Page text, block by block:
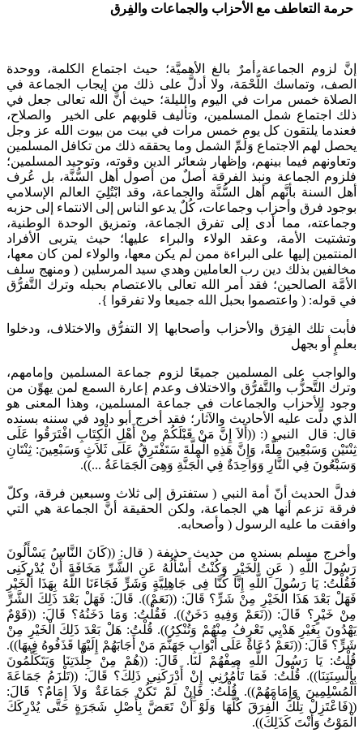
حرمة التعاطف مع الأحزاب والجماعات والفِرق
إنَّ لزوم الجماعة أمرٌ بالغ الأهميَّة؛ حيث اجتماع الكلمة، ووحدة
الصف، وتماسك اللُّحْمَة، ولا أدلَّ على ذلك من إيجاب الجماعة في
الصلاة خمس مرات في اليوم والليلة؛ حيث أنَّ الله تعالى جعل في
ذلك اجتماع شمل المسلمين، وتأليف قلوبهم على الخير والصلاح،
فعندما يلتقون كل يوم خمس مرات في بيت من بيوت الله عز وجل
يحصل لهم الاجتماع وَلَمِّ الشمل وما يحققه ذلك من تكافل المسلمين
وتعاونهم فيما بينهم، وإظهار شعائر الدين وقوته، وتوحيد المسلمين؛
فلزوم الجماعة ونبذ الفرقة أصلٌ من أصول أهل السُّنَّة، بل عُرف
أهل السنة بأنَّهم أهل السُّنَّة والجماعة، وقد ابْتُلِيَ العالم الإسلامي
بوجود فرق وأحزاب وجماعات، كُلٌ يدعو الناس إلى الانتماء إلى حزبه
وجماعته، مما أدى إلى تفرق الجماعة، وتمزيق الوحدة الوطنية،
وتشتيت الأمة، وعقد الولاء والبراء عليها؛ حيث يتربى الأفراد
المنتمين إليها على البراءة ممن لم يكن معها، والولاء لمن كان معها،
مخالفين بذلك دين رب العاملين وهدي سيد المرسلين ( ومنهج سلف
الأمَّة الصالحين؛ فقد أمر الله تعالى بالاعتصام بحبله وترك التَّفرُّق
في قوله: ( واعتصموا بحبل الله جميعا ولا تفرقوا }.
فأبت تلك الفِرَق والأحزاب وأصحابها إلا التفرُّق والاختلاف، ودخلوا
بعلمٍ أو بجهل
والواجب على المسلمين جميعًا لزوم جماعة المسلمين وإمامهم،
وترك التَّحزُّب والتَّفرُّق والاختلاف وعدم إعارة السمع لمن يهوِّن من
وجود الأحزاب والجماعات في جماعة المسلمين، وهذا المعنى هو
الذي دلَّت عليه الأحاديث والآثار؛ فقد أخرج أبو داود في سننه بسنده
قال: قال النبي (: ((أَلاَ إِنَّ مَنْ قَبْلَكُمْ مِنْ أَهْلِ الْكِتَابِ افْتَرَقُوا عَلَى
ثِنْتَيْنِ وَسَبْعِينَ مِلَّةً، وَإِنَّ هَذِهِ الْمِلَّةَ سَتَفْتَرِقُ عَلَى ثَلاَثٍ وَسَبْعِينَ: ثِنْتَانِ
وَسَبْعُونَ فِي النَّارِ وَوَاحِدَةٌ فِي الْجَنَّةِ وَهِىَ الْجَمَاعَةُ ...)).
فدلَّ الحديث أنّ أمة النبي ( ستفترق إلى ثلاث وسبعين فرقة، وكلّ
فرقة تزعم أنها هي الجماعة، ولكن الحقيقة أنَّ الجماعة هي التي
وافقت ما عليه الرسول ( وأصحابه.
وأخرج مسلم بسنده من حديث حذيفة ( قال: ((كَانَ النَّاسُ يَسْأَلُونَ
رَسُولَ اللَّهِ ( عَنِ الْخَيْرِ وَكُنْتُ أَسْأَلُهُ عَنِ الشَّرِّ مَخَافَةَ أَنْ يُدْرِكَنِى
فَقُلْتُ: يَا رَسُولَ اللَّهِ إِنَّا كُنَّا فِى جَاهِلِيَّةٍ وَشَرٍّ فَجَاءَنَا اللَّهُ بِهَذَا الْخَيْرِ
فَهَلْ بَعْدَ هَذَا الْخَيْرِ مِنْ شَرٍّ؟ قَالَ: ((نَعَمْ)). قَالَ: فَهَلْ بَعْدَ ذَلِكَ الشَّرِّ
مِنْ خَيْرٍ؟ قَالَ: ((نَعَمْ وَفِيهِ دَخَنٌ)). فَقُلْتُ: وَمَا دَخَنُهُ؟ قَالَ: ((قَوْمٌ
يَهْدُونَ بِغَيْرِ هَدْيِي تَعْرِفُ مِنْهُمْ وَتُنْكِرُ)). قُلْتُ: هَلْ بَعْدَ ذَلِكَ الْخَيْرِ مِنْ
شَرٍّ؟ قَالَ: ((نَعَمْ دُعَاةٌ عَلَى أَبْوَابِ جَهَنَّمَ مَنْ أَجَابَهُمْ إِلَيْهَا قَذَفُوهُ فِيهَا)).
قُلْتُ: يَا رَسُولَ اللَّهِ صِفْهُمْ لَنَا. قَالَ: ((هُمْ مِنْ جِلْدَتِنَا وَيَتَكَلَّمُونَ
بِأَلْسِنَتِنَا)). قُلْتُ: فَمَا تَأْمُرُنِي إِنْ أَدْرَكَنِي ذَلِكَ؟ قَالَ: ((تَلْزَمُ جَمَاعَةَ
الْمُسْلِمِينَ وَإِمَامَهُمْ)). قُلْتُ: فَإِنْ لَمْ تَكُنْ جَمَاعَةٌ وَلاَ إِمَامٌ؟ قَالَ:
((فَاعْتَزِلْ تِلْكَ الْفِرَقَ كُلَّهَا وَلَوْ أَنْ تَعَضَّ بِأَصْلِ شَجَرَةٍ حَتَّى يُدْرِكَكَ
الْمَوْتُ وَأَنْتَ كَذَلِكَ)).